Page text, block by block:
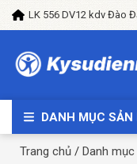
LK 556 DV12 kdv Đào
DANH MỤC SẢN
Trang chủ / Danh